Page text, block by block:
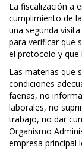
La fiscalización a
cumplimiento de
una segunda
para verificar que
el protocolo y que
Las materias que
condiciones
faenas, no
laborales, no
trabajo, no dar
Organismo
empresa principal